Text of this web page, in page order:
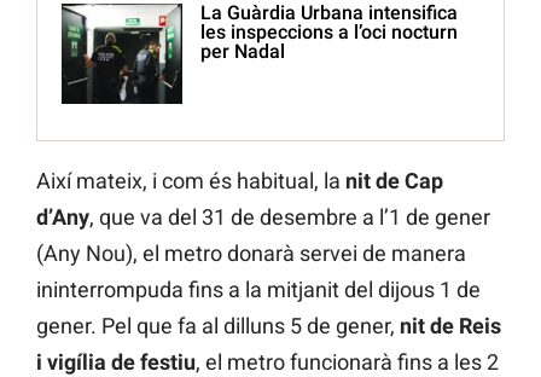
La Guàrdia Urbana intensifica
les inspeccions a l’oci nocturn
per Nadal
Així mateix, i com és habitual, la nit de Cap
d’Any, que va del 31 de desembre a l’1 de gener
(Any Nou), el metro donarà servei de manera
ininterrompuda fins a la mitjanit del dijous 1 de
gener. Pel que fa al dilluns 5 de gener, nit de Reis
i vigília de festiu, el metro funcionarà fins a les 2